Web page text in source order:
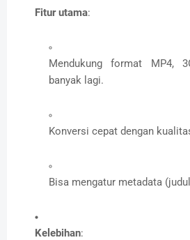
Fitur utama:
Mendukung format MP4,
banyak lagi.
Konversi cepat dengan
Bisa mengatur metadata
Kelebihan: